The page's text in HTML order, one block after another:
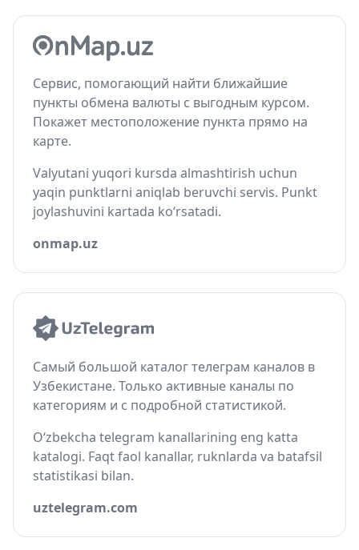
Сервис, помогающий найти ближайшие
пункты обмена валюты с выгодным курсом.
Покажет местоположение пункта прямо на
карте.
Valyutani yuqori kursda almashtirish uchun
yaqin punktlarni aniqlab beruvchi servis. Punkt
joylashuvini kartada ko‘rsatadi.
onmap.uz
Самый большой каталог телеграм каналов в
Узбекистане. Только активные каналы по
категориям и с подробной статистикой.
O‘zbekcha telegram kanallarining eng katta
katalogi. Faqt faol kanallar, ruknlarda va batafsil
statistikasi bilan.
uztelegram.com